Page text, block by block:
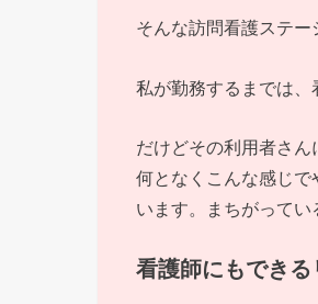
そんな訪問看護ステー
私が勤務するまでは、
だけどその利用者さん
何となくこんな感じ
います。まちがって
看護師にもできる